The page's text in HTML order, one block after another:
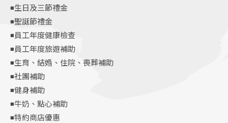
◾生日及三節禮金
◾聖誕節禮金
◾員工年度健康檢查
◾員工年度旅遊補助
◾生育、結婚、住院、喪葬補助
◾社團補助
◾健身補助
◾牛奶、點心補助
◾特約商店優惠